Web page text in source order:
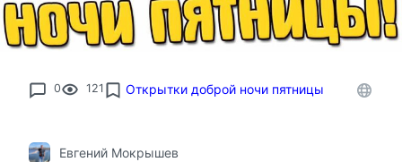
0 121 Открытки доброй ночи пятницы
Евгений Мокрышев